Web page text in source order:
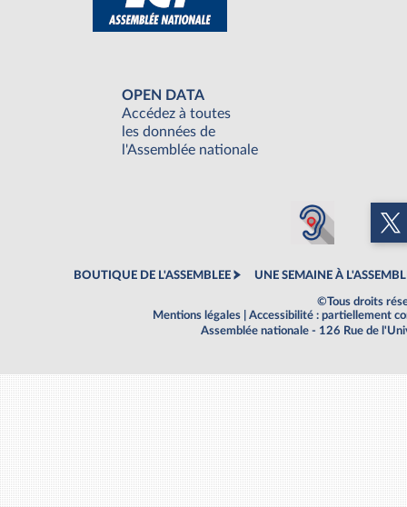
OPEN DATA
Accédez à toutes
les données de
l'Assemblée nationale
BOUTIQUE DE L'ASSEMBLEE UNE SEMAINE À
©Tous droits
Mentions légales
Accessibilité : partiellement
Assemblée nationale - 126 Rue de